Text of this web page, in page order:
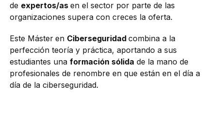
de expertos/as en el sector por parte de las
organizaciones supera con creces la oferta.
Este Máster en Ciberseguridad combina a la
perfección teoría y práctica, aportando a sus
estudiantes una formación sólida de la mano de
profesionales de renombre en que están en el día a
día de la ciberseguridad.